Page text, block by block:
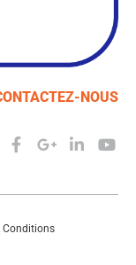
NOUS
Conditions